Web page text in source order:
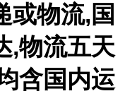
或物流,国
,物流五天
含国内运